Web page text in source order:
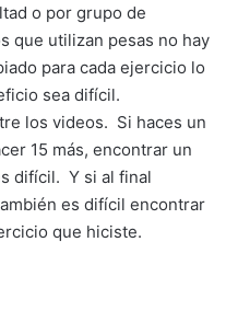
o por grupo de
que utilizan pesas no hay
para cada ejercicio lo
sea difícil.
los videos. Si haces un
15 más, encontrar un
difícil. Y si al final
es difícil encontrar
que hiciste.